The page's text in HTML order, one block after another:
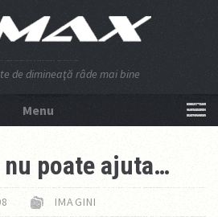
de dimineaţă râde mai bine
Menu
nu poate ajuta…
IMAGINI